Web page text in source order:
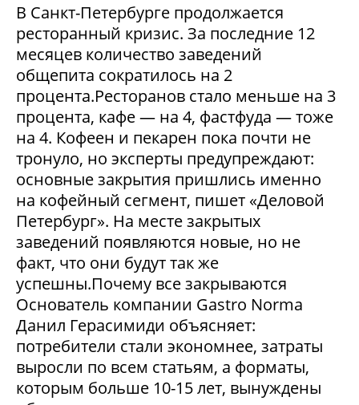
В Санкт-Петербурге продолжается
ресторанный кризис. За последние 12
месяцев количество заведений
общепита сократилось на 2
процента.Ресторанов стало меньше на 3
процента, кафе — на 4, фастфуда — тоже
на 4. Кофеен и пекарен пока почти не
тронуло, но эксперты предупреждают:
основные закрытия пришлись именно
на кофейный сегмент, пишет «Деловой
Петербург». На месте закрытых
заведений появляются новые, но не
факт, что они будут так же
успешны.Почему все закрываются
Основатель компании Gastro Norma
Данил Герасимиди объясняет:
потребители стали экономнее, затраты
выросли по всем статьям, а форматы,
которым больше 10-15 лет, вынуждены